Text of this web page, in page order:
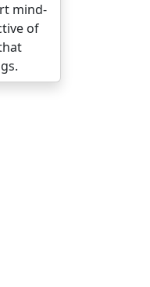
mind-
of